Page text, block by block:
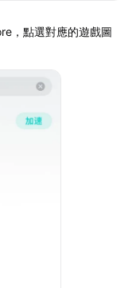
，點選對應的遊戲圖